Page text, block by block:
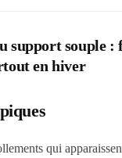
support souple :
en hiver
qui